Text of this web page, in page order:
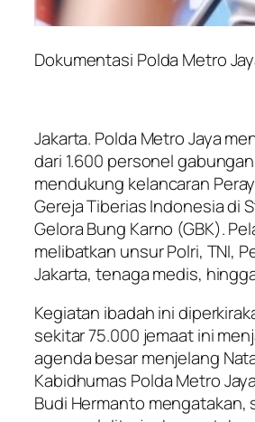
Dokumentasi Polda Metro
Jakarta. Polda Metro Jaya
dari 1.600 personel
mendukung kelancaran
Gereja Tiberias Indonesia di
Gelora Bung Karno (GBK).
melibatkan unsur Polri, TNI,
Jakarta, tenaga medis,
Kegiatan ibadah ini
sekitar 75.000 jemaat ini
agenda besar menjelang
Kabidhumas Polda Metro
Budi Hermanto mengatakan,